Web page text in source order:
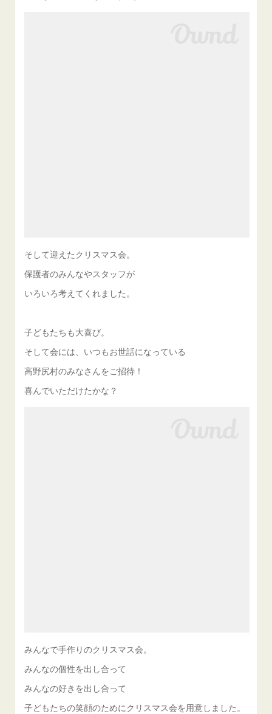
そして迎えたクリスマス会。
保護者のみんなやスタッフが
いろいろ考えてくれました。
子どもたちも大喜び。
そして会には、いつもお世話になっている
高野尻村のみなさんをご招待！
喜んでいただけたかな？
みんなで手作りのクリスマス会。
みんなの個性を出し合って
みんなの好きを出し合って
子どもたちの笑顔のためにクリスマス会を用意しました。